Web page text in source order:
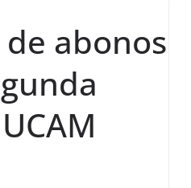
abonos